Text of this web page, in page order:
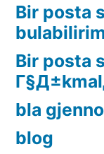
Bir posta
Bir posta
bla
blog